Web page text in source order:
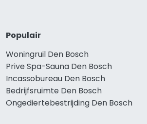
Populair
Woningruil Den Bosch
Prive Spa-Sauna Den Bosch
Incassobureau Den Bosch
Bedrijfsruimte Den Bosch
Ongediertebestrijding Den Bosch